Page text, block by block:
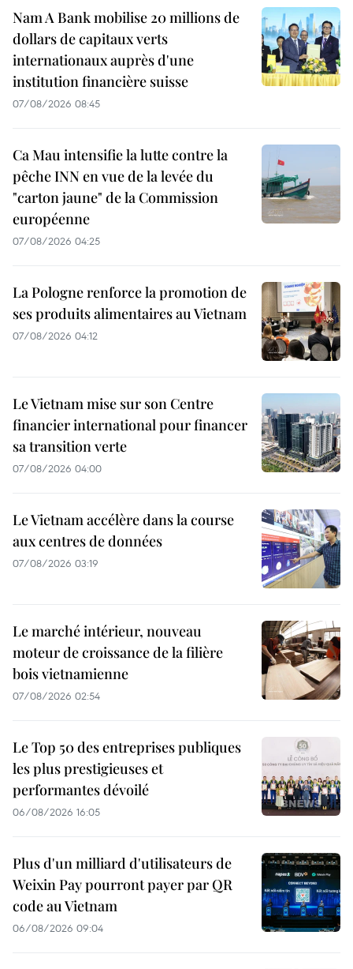
Nam A Bank mobilise 20 millions de
dollars de capitaux verts
internationaux auprès d'une
institution financière suisse
07/08/2026 08:45
Ca Mau intensifie la lutte contre la
pêche INN en vue de la levée du
"carton jaune" de la Commission
européenne
07/08/2026 04:25
La Pologne renforce la promotion de
ses produits alimentaires au Vietnam
07/08/2026 04:12
Le Vietnam mise sur son Centre
financier international pour financer
sa transition verte
07/08/2026 04:00
Le Vietnam accélère dans la course
aux centres de données
07/08/2026 03:19
Le marché intérieur, nouveau
moteur de croissance de la filière
bois vietnamienne
07/08/2026 02:54
Le Top 50 des entreprises publiques
les plus prestigieuses et
performantes dévoilé
06/08/2026 16:05
Plus d'un milliard d'utilisateurs de
Weixin Pay pourront payer par QR
code au Vietnam
06/08/2026 09:04